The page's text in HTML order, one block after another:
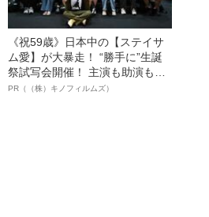
《祝59歳》日本中の【ステイサ
ム愛】が大暴走！ “勝手に”生誕
祭試写会開催！ 主演も助演も全
部ステイサム！「ステサミー
PR（（株）キノフィルムズ）